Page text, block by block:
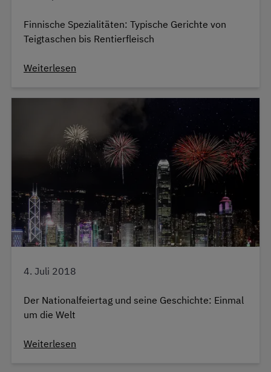
Finnische Spezialitäten: Typische Gerichte von
Teigtaschen bis Rentierfleisch
Weiterlesen
4. Juli 2018
Der Nationalfeiertag und seine Geschichte: Einmal
um die Welt
Weiterlesen